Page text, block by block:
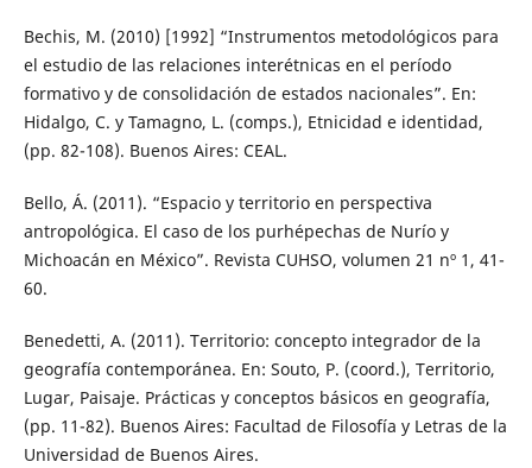
Bechis, M. (2010) [1992] “Instrumentos metodológicos para
el estudio de las relaciones interétnicas en el período
formativo y de consolidación de estados nacionales”. En:
Hidalgo, C. y Tamagno, L. (comps.), Etnicidad e identidad,
(pp. 82-108). Buenos Aires: CEAL.
Bello, Á. (2011). “Espacio y territorio en perspectiva
antropológica. El caso de los purhépechas de Nurío y
Michoacán en México”. Revista CUHSO, volumen 21 nº 1, 41-
60.
Benedetti, A. (2011). Territorio: concepto integrador de la
geografía contemporánea. En: Souto, P. (coord.), Territorio,
Lugar, Paisaje. Prácticas y conceptos básicos en geografía,
(pp. 11-82). Buenos Aires: Facultad de Filosofía y Letras de la
Universidad de Buenos Aires.